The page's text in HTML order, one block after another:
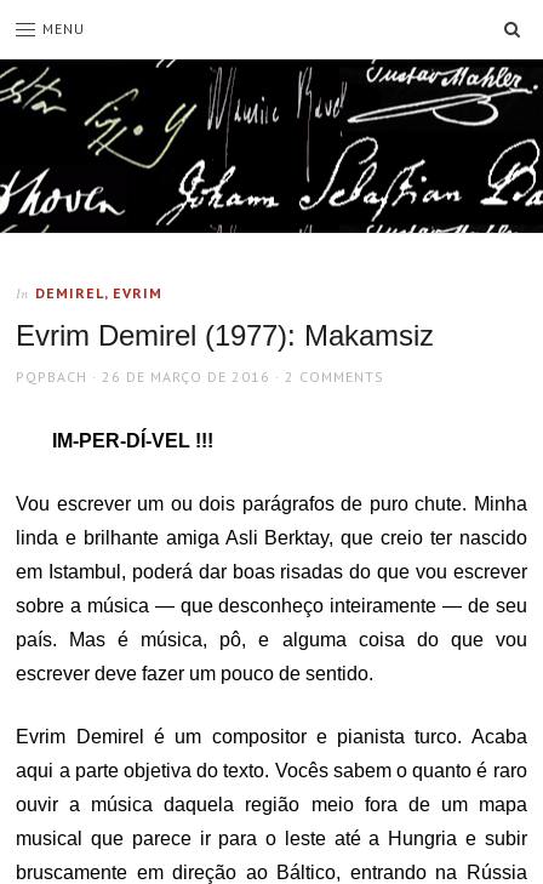
MENU
In DEMIREL, EVRIM
Evrim Demirel (1977): Makamsiz
AUTHOR
PQPBACH
POSTED
26 DE MARÇO DE 2016 2 COMMENTS
IM-PER-DÍ-VEL !!!
Vou escrever um ou dois parágrafos de puro chute. Minha
linda e brilhante amiga Asli Berktay, que creio ter nascido
em Istambul, poderá dar boas risadas do que vou escrever
sobre a música — que desconheço inteiramente — de seu
país. Mas é música, pô, e alguma coisa do que vou
escrever deve fazer um pouco de sentido.
Evrim Demirel é um compositor e pianista turco. Acaba
aqui a parte objetiva do texto. Vocês sabem o quanto é raro
ouvir a música daquela região meio fora de um mapa
musical que parece ir para o leste até a Hungria e subir
bruscamente em direção ao Báltico, entrando na Rússia